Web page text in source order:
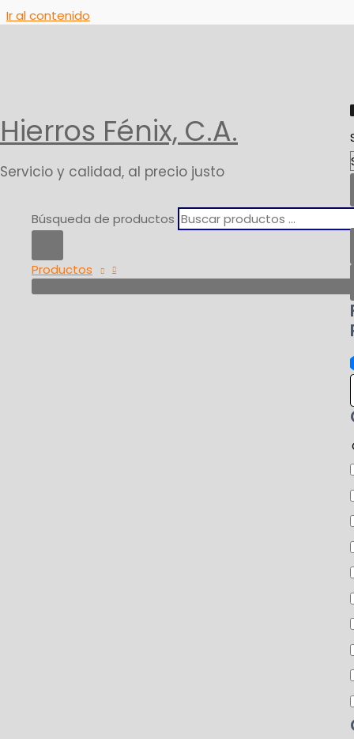
Ir al contenido
Hierros Fénix, C.A.
Servicio y calidad, al precio justo
Búsqueda de productos
Productos